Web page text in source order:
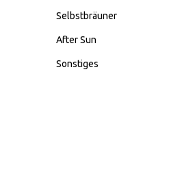
Selbstbräuner
After Sun
Sonstiges